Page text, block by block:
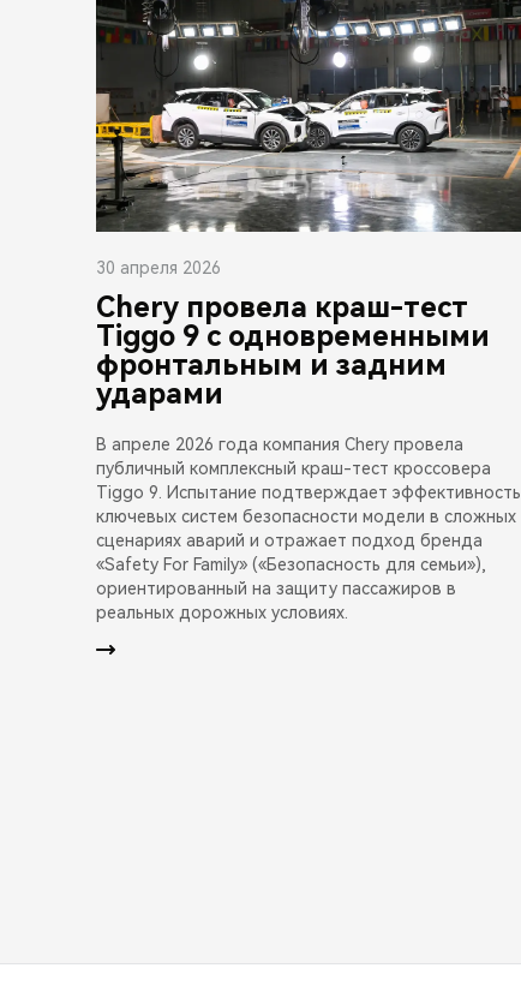
30 апреля 2026
Chery провела краш-тест
Tiggo 9 с одновременными
фронтальным и задним
ударами
В апреле 2026 года компания Chery провела
публичный комплексный краш-тест кроссовера
Tiggo 9. Испытание подтверждает эффективность
ключевых систем безопасности модели в сложных
сценариях аварий и отражает подход бренда
«Safety For Family» («Безопасность для семьи»),
ориентированный на защиту пассажиров в
реальных дорожных условиях.